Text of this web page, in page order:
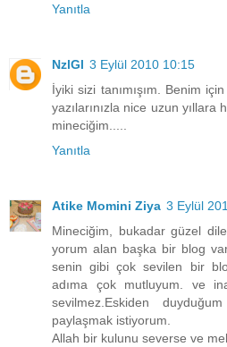
Yanıtla
NzlGl 3 Eylül 2010 10:15
İyiki sizi tanımışım. Benim
yazılarınızla nice uzun
mineciğim.....
Yanıtla
Atike Momini Ziya 3 Eylül
Mineciğim, bukadar güzel
yorum alan başka bir blog
senin gibi çok sevilen bir
adıma çok mutluyum. ve
sevilmez.Eskiden
paylaşmak istiyorum.
Allah bir kulunu severse ve